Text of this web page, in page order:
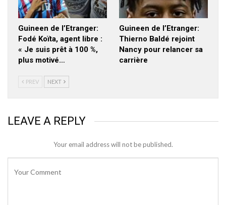
Guineen de l’Etranger:
Fodé Koïta, agent libre :
« Je suis prêt à 100 %,
plus motivé…
Guineen de l’Etranger:
Thierno Baldé rejoint
Nancy pour relancer sa
carrière
PREV NEXT
LEAVE A REPLY
Your email address will not be published.